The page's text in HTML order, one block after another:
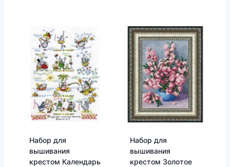
Набор для
вышивания
крестом Календарь
Набор для
вышивания
крестом Золотое